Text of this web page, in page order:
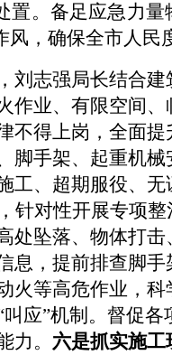
置。备足应急力
风，确保全市人民
刘志强局长结合
作业、有限空间、
不得上岗 ，全面
脚手架、起重机
工、超期服役、无
针对性开展专项整
处坠落、物体打击
息，提前排查脚
火等高危作业， 科
叫应”机制。督促各
力。 六是抓实施工